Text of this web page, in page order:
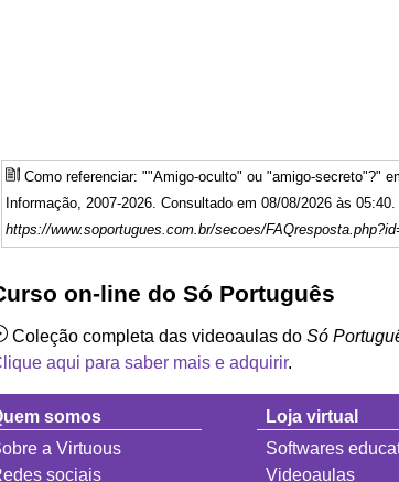
Como referenciar: ""Amigo-oculto" ou "amigo-secreto"?"
Informação, 2007-2026. Consultado em 08/08/2026 às
https://www.soportugues.com.br/secoes/
on-line do Só Português
Coleção completa das videoaulas do Só
aqui para saber mais e adquirir.
somos
a Virtuous
sociais
Loja virtual
Softwares
Videoaulas